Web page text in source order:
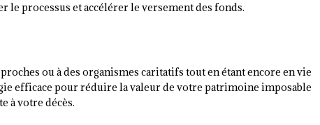
le processus et accélérer le versement des fonds.
ou à des organismes caritatifs tout en étant encore en vie
efficace pour réduire la valeur de votre patrimoine imposable
à votre décès.